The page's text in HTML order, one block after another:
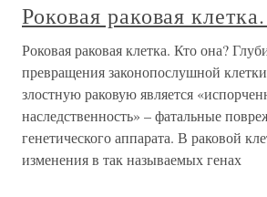
Роковая раковая
Роковая раковая клетка. Кто она?
превращения законопослушной
злостную раковую является
наследственность» – фатальные
генетического аппарата. В раковой
изменения в так называемых генах